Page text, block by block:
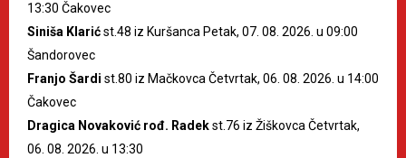
13:30 Čakovec
Siniša Klarićst.48 iz Kuršanca Petak, 07. 08. 2026. u 09:00
Šandorovec
Franjo Šardi st.80 iz Mačkovca Četvrtak, 06. 08. 2026. u 14:00
Čakovec
Dragica Novaković rođ. Radekst.76 iz Žiškovca Četvrtak,
06. 08. 2026. u 13:30